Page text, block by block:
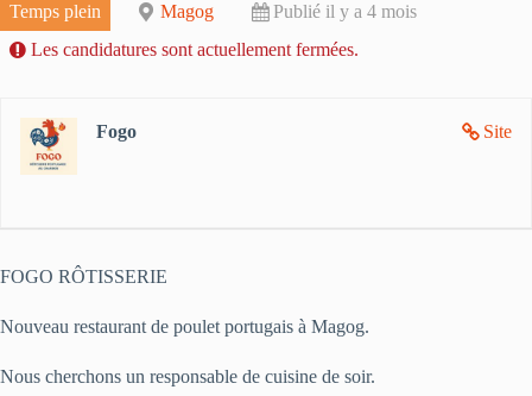
Temps plein Magog
Publié il y a 4 mois
Les candidatures sont actuellement fermées.
Site
Fogo
FOGO RÔTISSERIE
Nouveau restaurant de poulet portugais à Magog.
Nous cherchons un responsable de cuisine de soir.